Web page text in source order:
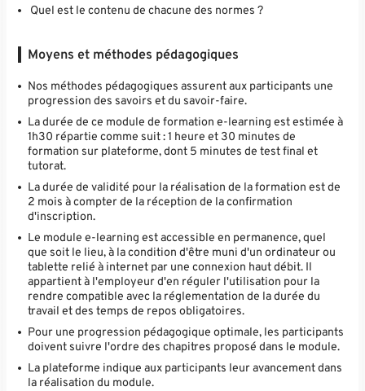
Quel est le contenu de chacune des normes ?
Moyens et méthodes pédagogiques
Nos méthodes pédagogiques assurent aux participants une
progression des savoirs et du savoir-faire.
La durée de ce module de formation e-learning est estimée à
1h30 répartie comme suit : 1 heure et 30 minutes de
formation sur plateforme, dont 5 minutes de test final et
tutorat.
La durée de validité pour la réalisation de la formation est de
2 mois à compter de la réception de la confirmation
d'inscription.
Le module e-learning est accessible en permanence, quel
que soit le lieu, à la condition d'être muni d'un ordinateur ou
tablette relié à internet par une connexion haut débit. Il
appartient à l'employeur d'en réguler l'utilisation pour la
rendre compatible avec la réglementation de la durée du
travail et des temps de repos obligatoires.
Pour une progression pédagogique optimale, les participants
doivent suivre l'ordre des chapitres proposé dans le module.
La plateforme indique aux participants leur avancement dans
la réalisation du module.